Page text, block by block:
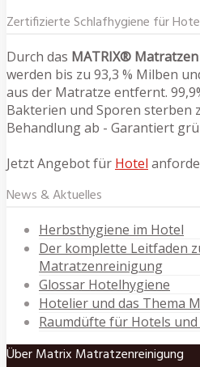
Zertifizierte Schlafhygiene für
Durch das MATRIX®
werden bis zu 93,3 % Milben
aus der Matratze entfernt.
Bakterien und Sporen sterben
Behandlung ab - Garantiert
Jetzt Angebot für Hotel
News & Aktuelles
Herbsthygiene im Hotel
Der komplette Leitfaden
Matratzenreinigung
Glossar Hotelhygiene
Hotelier und das Thema
Raumdüfte für Hotels
Über Matrix Matratzenreinigung